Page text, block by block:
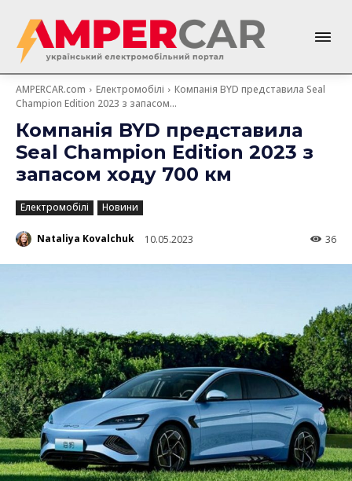
AMPERCAR.com Електромобілі
Компанія BYD представила Seal
Champion Edition 2023 з запасом...
Компанія BYD представила
Seal Champion Edition 2023 з
запасом ходу 700 км
Електромобілі Новини
Nataliya Kovalchuk 10.05.2023 36